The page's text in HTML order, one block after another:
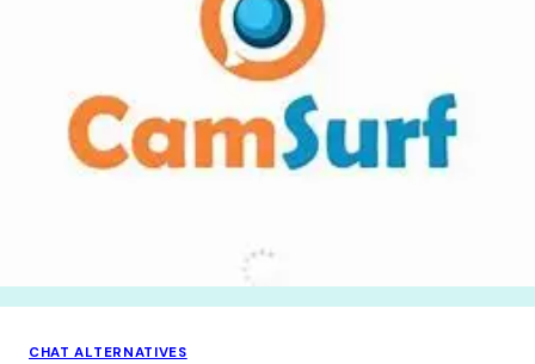
CHAT ALTERNATIVES